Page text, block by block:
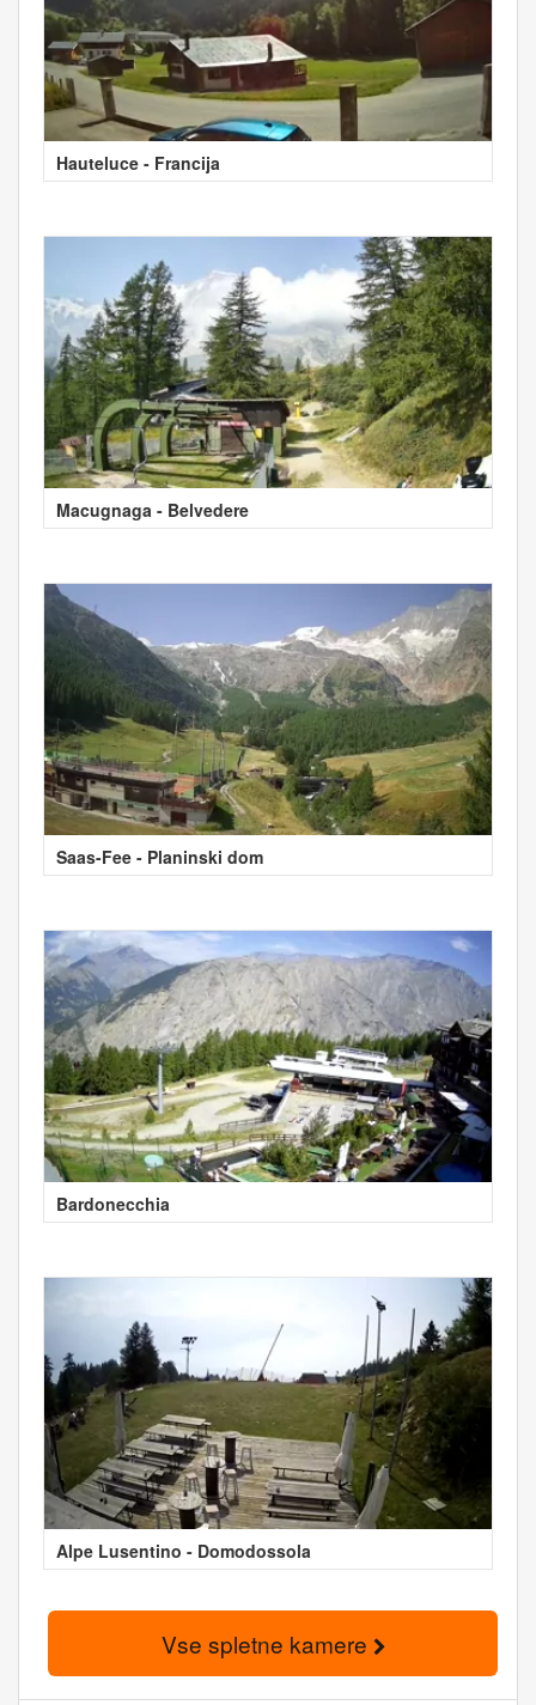
Hauteluce - Francija
Macugnaga - Belvedere
Saas-Fee - Planinski dom
Bardonecchia
Alpe Lusentino - Domodossola
Vse spletne kamere